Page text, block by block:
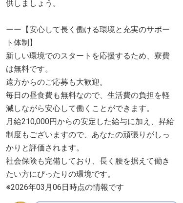
供しましょう。
ーー【安心して長く働ける環境と充実のサポー
ト体制】
新しい環境でのスタートを応援するため、寮費
は無料です。
遠方からのご応募も大歓迎。
毎日の昼食費も無料なので、生活費の負担を軽
減しながら安心して働くことができます。
月給210,000円からの安定した給与に加え、昇給
制度もございますので、あなたの頑張りがしっ
かりと評価されます。
社会保険も完備しており、長く腰を据えて働き
たい方にぴったりの環境です。
※2026年03月06日時点の情報です